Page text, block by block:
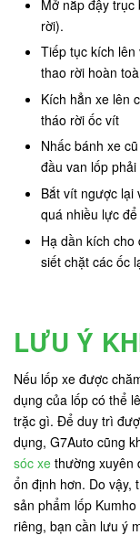
Mở nắp đậy
rời).
Tiếp tục kích
thao rời hoàn
Kích hẳn xe lên
tháo rời ốc vít
Nhấc bánh xe
đầu van lốp
Bắt vít ngược lại
quá nhiều lực
Hạ dần kích
siết chặt các ốc
LƯU Ý
Nếu lốp xe được
dụng của lốp có thể
trặc gì. Để duy trì
dụng, G7Auto cũng
sóc xe thường xuyên
ổn định hơn. Do vậy,
sản phẩm lốp
riêng, bạn cần lưu ý